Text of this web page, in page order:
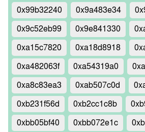
0x99b32240
0x9a483e34
0x9c52eb99
0x9e841330
0xa15c7820
0xa18d8918
0xa482063f
0xa54319a0
0xa8c83ea3
0xab507c0d
0xb231f56d
0xb2cc1c8b
0xbb05bf40
0xbb072e1c